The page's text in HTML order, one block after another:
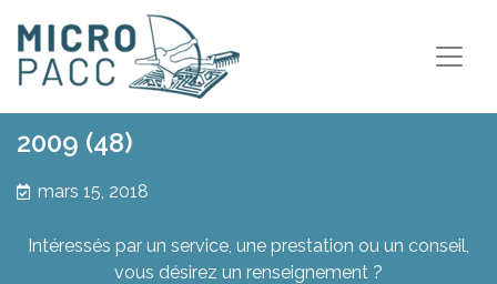
2009 (48)
mars 15, 2018
Intéressés par un service, une prestation ou un conseil,
vous désirez un renseignement ?